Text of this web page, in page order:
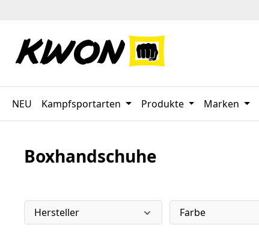
NEU Kampfsportarten Produkte Marken
Boxhandschuhe
Hersteller Farbe